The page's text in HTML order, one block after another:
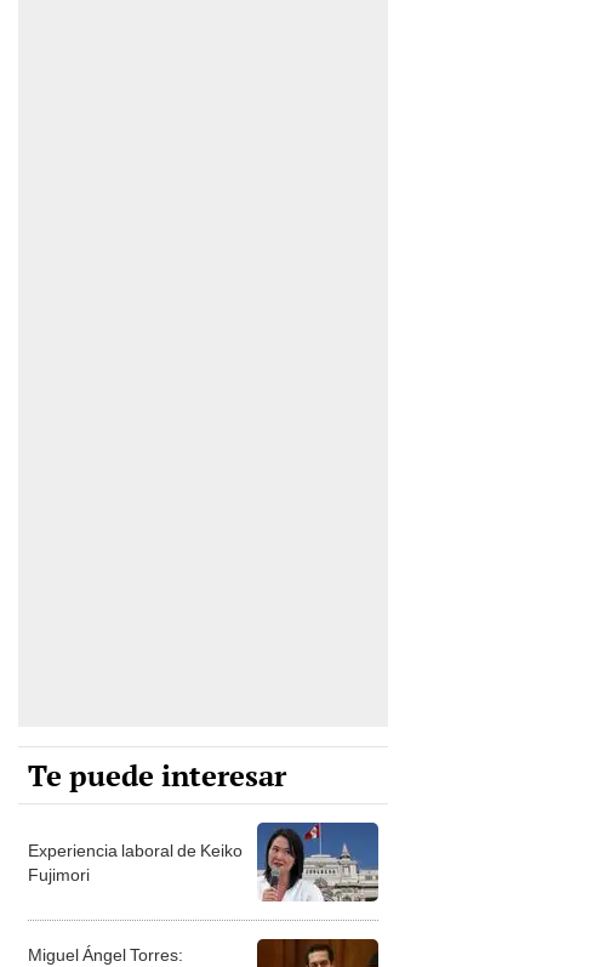
Te puede interesar
Experiencia laboral de Keiko
Fujimori
Miguel Ángel Torres: